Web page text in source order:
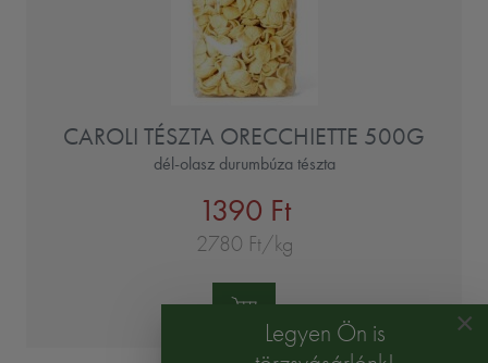
CAROLI TÉSZTA ORECCHIETTE 500G
dél-olasz durumbúza tészta
1390 Ft
2780 Ft/kg
Mennyiség:
×
Legyen Ön is